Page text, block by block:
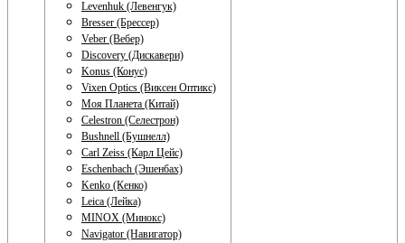
Levenhuk (Левенгук)
Bresser (Брессер)
Veber (Вебер)
Discovery (Дискавери)
Konus (Конус)
Vixen Optics (Виксен Оптикс)
Моя Планета (Китай)
Celestron (Селестрон)
Bushnell (Бушнелл)
Carl Zeiss (Карл Цейс)
Eschenbach (Эшенбах)
Kenko (Кенко)
Leica (Лейка)
MINOX (Минокс)
Navigator (Навигатор)